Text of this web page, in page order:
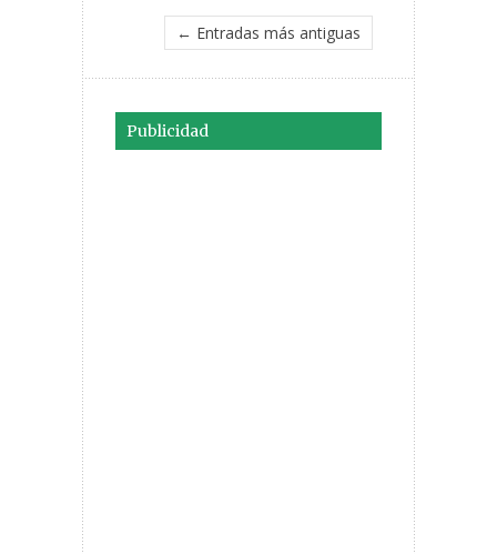
← Entradas más antiguas
Publicidad